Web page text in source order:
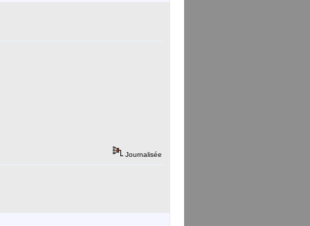
Journalisée